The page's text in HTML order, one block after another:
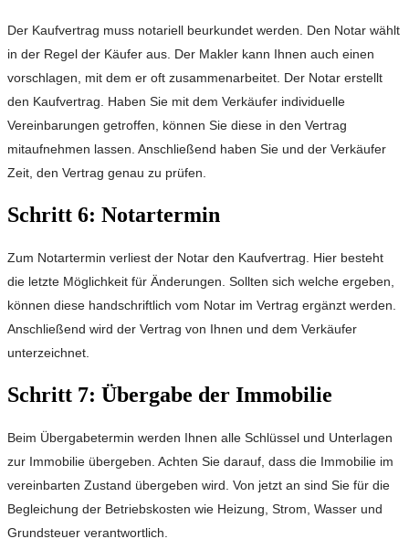
Der Kaufvertrag muss notariell beurkundet werden. Den Notar wählt
in der Regel der Käufer aus. Der Makler kann Ihnen auch einen
vorschlagen, mit dem er oft zusammenarbeitet. Der Notar erstellt
den Kaufvertrag. Haben Sie mit dem Verkäufer individuelle
Vereinbarungen getroffen, können Sie diese in den Vertrag
mitaufnehmen lassen. Anschließend haben Sie und der Verkäufer
Zeit, den Vertrag genau zu prüfen.
Schritt 6: Notartermin
Zum Notartermin verliest der Notar den Kaufvertrag. Hier besteht
die letzte Möglichkeit für Änderungen. Sollten sich welche ergeben,
können diese handschriftlich vom Notar im Vertrag ergänzt werden.
Anschließend wird der Vertrag von Ihnen und dem Verkäufer
unterzeichnet.
Schritt 7: Übergabe der Immobilie
Beim Übergabetermin werden Ihnen alle Schlüssel und Unterlagen
zur Immobilie übergeben. Achten Sie darauf, dass die Immobilie im
vereinbarten Zustand übergeben wird. Von jetzt an sind Sie für die
Begleichung der Betriebskosten wie Heizung, Strom, Wasser und
Grundsteuer verantwortlich.